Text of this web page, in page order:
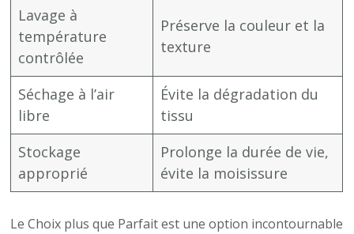
Lavage à
température
contrôlée
Préserve la couleur et la
texture
Séchage à l’air
libre
Évite la dégradation du
tissu
Stockage
approprié
Prolonge la durée de vie,
évite la moisissure
Le Choix plus que Parfait est une option incontournable